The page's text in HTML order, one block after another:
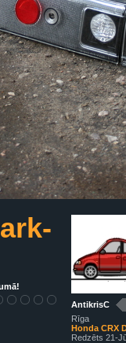
AntikrisC
Rīga
Honda CRX
Redzēts 21-